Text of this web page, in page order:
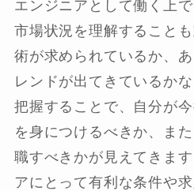
エンジニアとして働く上
市場状況を理解すること
術が求められているか、
レンドが出てきているか
把握することで、自分が
を身につけるべきか、ま
職すべきかが見えてきま
アにとって有利な条件や